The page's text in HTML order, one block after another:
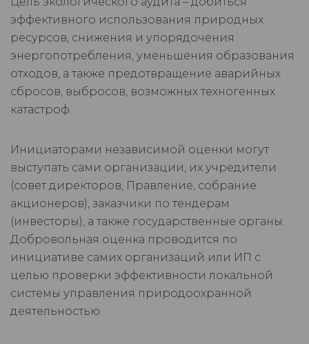
эффективного использования природных
ресурсов, снижения и упорядочения
энергопотребления, уменьшения образования
отходов, а также предотвращение аварийных
сбросов, выбросов, возможных техногенных
катастроф.
Инициаторами независимой оценки могут
выступать сами организации, их учредители
(совет директоров, Правление, собрание
акционеров), заказчики по тендерам
(инвесторы), а также государственные органы.
Добровольная оценка проводится по
инициативе самих организаций или ИП с
целью проверки эффективности локальной
системы управления природоохранной
деятельностью.